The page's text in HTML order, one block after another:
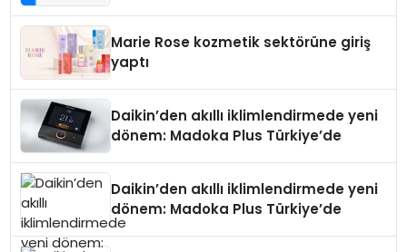
Marie Rose kozmetik sektörüne giriş
yaptı
Daikin’den akıllı iklimlendirmede yeni
dönem: Madoka Plus Türkiye’de
Daikin’den akıllı iklimlendirmede yeni
dönem: Madoka Plus Türkiye’de